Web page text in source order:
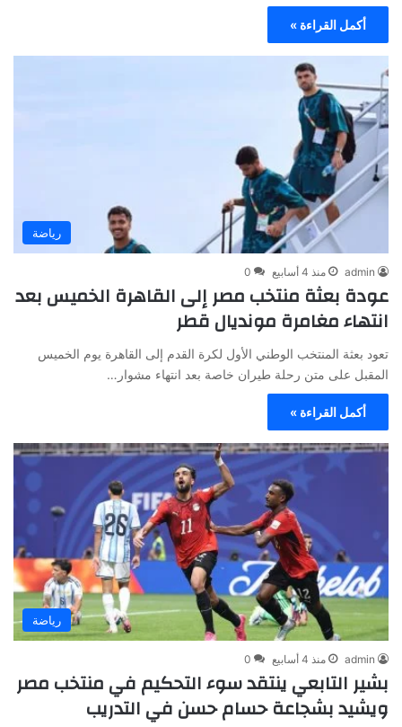
أكمل القراءة »
رياضة
admin منذ 4 أسابيع 0
عودة بعثة منتخب مصر إلى القاهرة الخميس بعد
انتهاء مغامرة مونديال قطر
تعود بعثة المنتخب الوطني الأول لكرة القدم إلى القاهرة يوم الخميس
المقبل على متن رحلة طيران خاصة بعد انتهاء مشوار…
أكمل القراءة »
رياضة
admin منذ 4 أسابيع 0
بشير التابعي ينتقد سوء التحكيم في منتخب مصر
ويشيد بشجاعة حسام حسن في التدريب